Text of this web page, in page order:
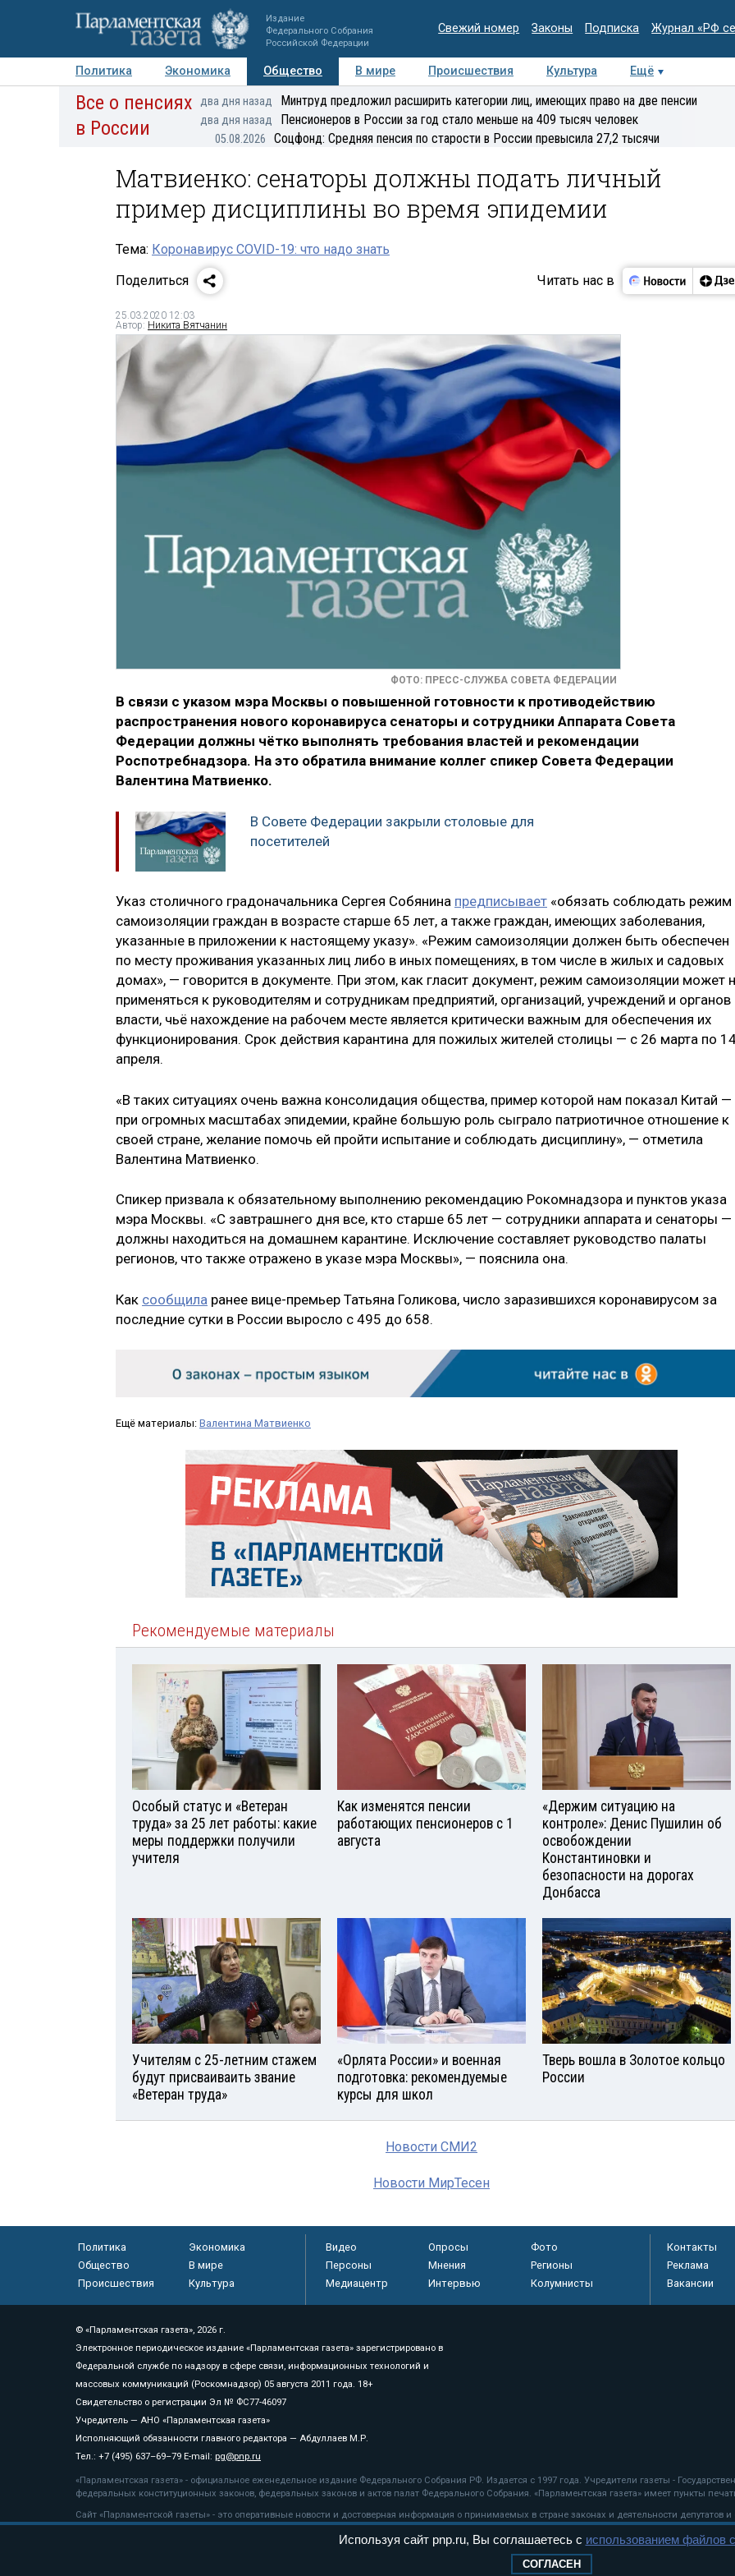
Издание
Федерального Собрания
Российской Федерации
Свежий номер Законы Подписка Журнал «РФ
Политика Экономика Общество В мире Происшествия Культура
Ещё
Авторы Персоны Мнения Регионы Медиацентр Интервью Колумнисты
Все о пенсиях
в России
два дня назад Минтруд предложил расширить категории лиц, имеющих право на две пенсии
два дня назад Пенсионеров в России за год стало меньше на 409 тысяч человек
05.08.2026 Соцфонд: Средняя пенсия по старости в России превысила 27,2 тысячи
Матвиенко: сенаторы должны подать личный
пример дисциплины во время эпидемии
Тема: Коронавирус COVID-19: что надо знать
Поделиться
Читать нас в
25.03.2020 12:03
Автор: Никита Вятчанин
ФОТО: ПРЕСС-СЛУЖБА СОВЕТА ФЕДЕРАЦИИ
В связи с указом мэра Москвы о повышенной готовности к противодействию
распространения нового коронавируса сенаторы и сотрудники Аппарата Совета
Федерации должны чётко выполнять требования властей и рекомендации
Роспотребнадзора. На это обратила внимание коллег спикер Совета Федерации
Валентина Матвиенко.
В Совете Федерации закрыли столовые для
посетителей
Указ столичного градоначальника Сергея Собянина предписывает «обязать соблюдать режим
самоизоляции граждан в возрасте старше 65 лет, а также граждан, имеющих заболевания,
указанные в приложении к настоящему указу». «Режим самоизоляции должен быть обеспечен
по месту проживания указанных лиц либо в иных помещениях, в том числе в жилых и садовых
домах», — говорится в документе. При этом, как гласит документ, режим самоизоляции может
применяться к руководителям и сотрудникам предприятий, организаций, учреждений и органов
власти, чьё нахождение на рабочем месте является критически важным для обеспечения их
функционирования. Срок действия карантина для пожилых жителей столицы — с 26 марта по
апреля.
«В таких ситуациях очень важна консолидация общества, пример которой нам показал Китай —
при огромных масштабах эпидемии, крайне большую роль сыграло патриотичное отношение к
своей стране, желание помочь ей пройти испытание и соблюдать дисциплину», — отметила
Валентина Матвиенко.
Спикер призвала к обязательному выполнению рекомендацию Рокомнадзора и пунктов указа
мэра Москвы. «С завтрашнего дня все, кто старше 65 лет — сотрудники аппарата и сенаторы —
должны находиться на домашнем карантине. Исключение составляет руководство палаты
регионов, что также отражено в указе мэра Москвы», — пояснила она.
Как сообщила ранее вице-премьер Татьяна Голикова, число заразившихся коронавирусом за
последние сутки в России выросло с 495 до 658.
Ещё материалы: Валентина Матвиенко
Рекомендуемые материалы
Особый статус и «Ветеран
труда» за 25 лет работы: какие
меры поддержки получили
учителя
Как изменятся пенсии
работающих пенсионеров с 1
августа
«Держим ситуацию на
контроле»: Денис Пушилин об
освобождении
Константиновки и
безопасности на дорогах
Донбасса
Учителям с 25-летним стажем
будут присваиваить звание
«Ветеран труда»
«Орлята России» и военная
подготовка: рекомендуемые
курсы для школ
Тверь вошла в Золотое кольцо
России
Новости СМИ2
Новости МирТесен
Политика
Экономика
Общество
В мире
Происшествия
Культура
Видео Опросы
Фото
Персоны
Мнения
Регионы
Медиацентр
Интервью Колумнисты
Контакты
Реклама
Вакансии
© «Парламентская газета», 2026 г.
Электронное периодическое издание «Парламентская газета» зарегистрировано в
Федеральной службе по надзору в сфере связи, информационных технологий и
массовых коммуникаций (Роскомнадзор) 05 августа 2011 года. 18+
Свидетельство о регистрации Эл № ФС77-46097
Учредитель — АНО «Парламентская газета»
Исполняющий обязанности главного редактора — Абдуллаев М.Р.
Тел.: +7 (495) 637–69–79 E-mail: pg@pnp.ru
«Парламентская газета» - официальное еженедельное издание Федерального Собрания РФ. Издается с 1997 года. Учредители газеты -
федеральных конституционных законов, федеральных законов и актов палат Федерального Собрания. «Парламентская газета» имеет пункты
Сайт «Парламентской газеты» - это оперативные новости и достоверная информация о принимаемых в стране законах и деятельности депутатов
«Парламентской газеты» активная ссылка на pnp.ru обязательна.
рекомендательные технологии
Используя сайт pnp.ru, Вы соглашаетесь с использованием файлов
СОГЛАСЕН